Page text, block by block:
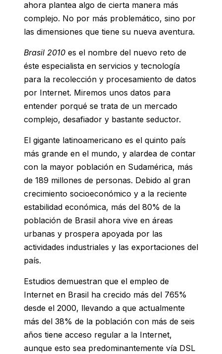
ahora plantea algo de cierta manera más
complejo. No por más problemático, sino por
las dimensiones que tiene su nueva aventura.
Brasil 2010 es el nombre del nuevo reto de
éste especialista en servicios y tecnología
para la recolección y procesamiento de datos
por Internet. Miremos unos datos para
entender porqué se trata de un mercado
complejo, desafiador y bastante seductor.
El gigante latinoamericano es el quinto país
más grande en el mundo, y alardea de contar
con la mayor población en Sudamérica, más
de 189 millones de personas. Debido al gran
crecimiento socioeconómico y a la reciente
estabilidad económica, más del 80% de la
población de Brasil ahora vive en áreas
urbanas y prospera apoyada por las
actividades industriales y las exportaciones del
país.
Estudios demuestran que el empleo de
Internet en Brasil ha crecido más del 765%
desde el 2000, llevando a que actualmente
más del 38% de la población con más de seis
años tiene acceso regular a la Internet,
aunque esto sea predominantemente vía DSL